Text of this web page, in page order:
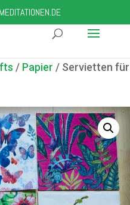
/ Papier / Servietten für